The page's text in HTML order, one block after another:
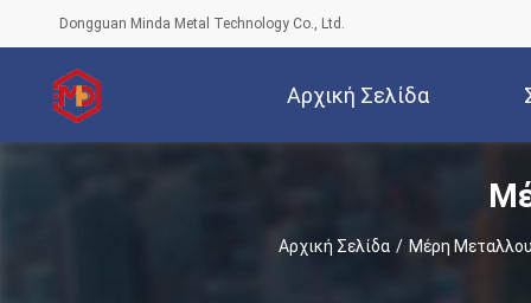
Dongguan Minda Metal Technology Co., Ltd.
Αρχική Σελίδα
Αρχική Σελίδα / Μέρη